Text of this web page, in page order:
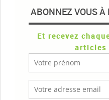
ABONNEZ VOUS À
Et recevez
articles